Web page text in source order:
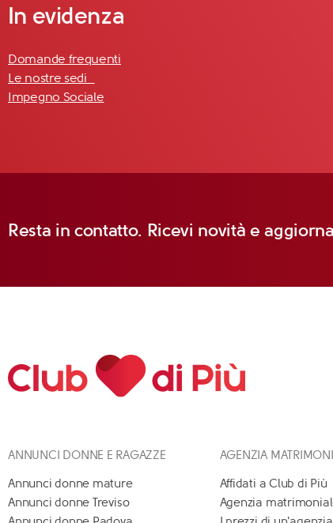
In evidenza
Domande frequenti
Le nostre sedi
Impegno Sociale
Resta in contatto. Ricevi novità e
ANNUNCI DONNE E RAGAZZE
Annunci donne mature
Annunci donne Treviso
AGENZIA
Affidati a Club di Più
Agenzia